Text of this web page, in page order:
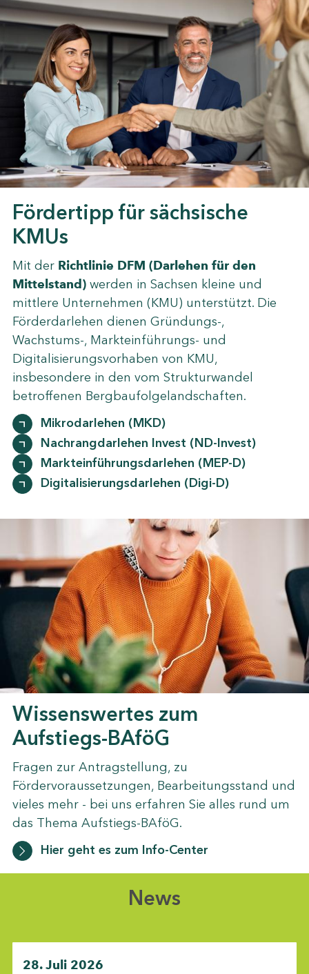
Fördertipp für sächsische
KMUs
Mit der Richtlinie DFM (Darlehen für den
Mittelstand) werden in Sachsen kleine und
mittlere Unternehmen (KMU) unterstützt. Die
Förderdarlehen dienen Gründungs-,
Wachstums-, Markteinführungs- und
Digitalisierungsvorhaben von KMU,
insbesondere in den vom Strukturwandel
betroffenen Bergbaufolgelandschaften.
Mikrodarlehen (MKD)
Nachrangdarlehen Invest (ND-Invest)
Markteinführungsdarlehen (MEP-D)
Digitalisierungsdarlehen (Digi-D)
Wissenswertes zum
Aufstiegs-BAföG
Fragen zur Antragstellung, zu
Fördervoraussetzungen, Bearbeitungsstand und
vieles mehr - bei uns erfahren Sie alles rund um
das Thema Aufstiegs-BAföG.
Hier geht es zum Info-Center
News
28. Juli 2026